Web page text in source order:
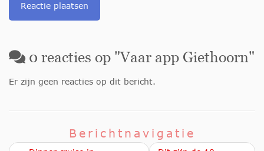
0 reacties op "Vaar app Giethoorn"
Er zijn geen reacties op dit bericht.
Berichtnavigatie